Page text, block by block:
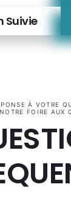
Suivie
À VOTRE
FOIRE AUX